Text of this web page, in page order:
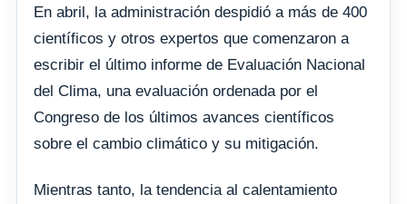
En abril, la administración despidió a más de 400
científicos y otros expertos que comenzaron a
escribir el último informe de Evaluación Nacional
del Clima, una evaluación ordenada por el
Congreso de los últimos avances científicos
sobre el cambio climático y su mitigación.
Mientras tanto, la tendencia al calentamiento